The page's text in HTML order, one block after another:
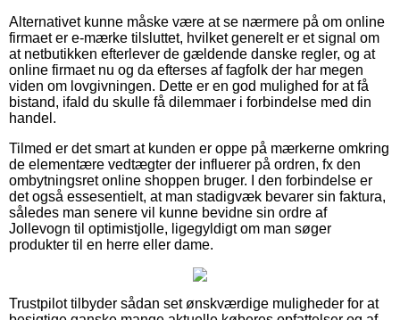
Alternativet kunne måske være at se nærmere på om online
firmaet er e-mærke tilsluttet, hvilket generelt er et signal om
at netbutikken efterlever de gældende danske regler, og at
online firmaet nu og da efterses af fagfolk der har megen
viden om lovgivningen. Dette er en god mulighed for at få
bistand, ifald du skulle få dilemmaer i forbindelse med din
handel.
Tilmed er det smart at kunden er oppe på mærkerne omkring
de elementære vedtægter der influerer på ordren, fx den
ombytningsret online shoppen bruger. I den forbindelse er
det også essesentielt, at man stadigvæk bevarer sin faktura,
således man senere vil kunne bevidne sin ordre af
Jollevogn til optimistjolle, ligegyldigt om man søger
produkter til en herre eller dame.
Trustpilot tilbyder sådan set ønskværdige muligheder for at